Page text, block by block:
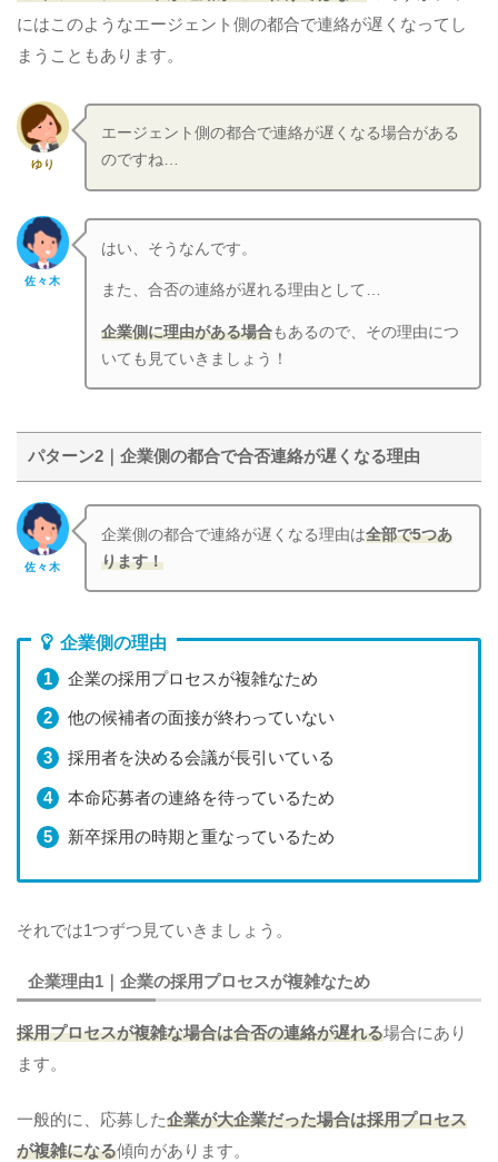
にはこのようなエージェント側の都合で連絡が遅くなってし
まうこともあります。
ゆり
エージェント側の都合で連絡が遅くなる場合がある
のですね…
佐々木
はい、そうなんです。
また、合否の連絡が遅れる理由として…
企業側に理由がある場合もあるので、その理由につ
いても見ていきましょう！
パターン2｜企業側の都合で合否連絡が遅くなる理由
佐々木
企業側の都合で連絡が遅くなる理由は全部で5つあ
ります！
企業側の理由
企業の採用プロセスが複雑なため
他の候補者の面接が終わっていない
採用者を決める会議が長引いている
本命応募者の連絡を待っているため
新卒採用の時期と重なっているため
それでは1つずつ見ていきましょう。
企業理由1｜企業の採用プロセスが複雑なため
採用プロセスが複雑な場合は合否の連絡が遅れる場合にあり
ます。
一般的に、応募した企業が大企業だった場合は採用プロセス
が複雑になる傾向があります。